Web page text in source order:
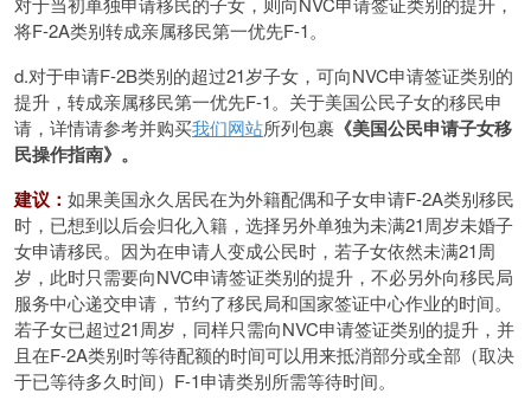
将F-2A类别转成亲属移民第一优先F-1。
d.对于申请F-2B类别的超过21岁子女，可向NVC申请签证类别的
提升，转成亲属移民第一优先F-1。关于美国公民子女的移民申
请，详情请参考并购买我们网站所列包裹 《美国公民申请子女移
民操作指南》。
建议 ： 如果美国永久居民在为外籍配偶和子女申请F-2A类别移民
时，已想到以后会归化入籍，选择另外单独为未满21周岁未婚子
女申请移民。因为在申请人变成公民时，若子女依然未满21周
岁，此时只需要向NVC申请签证类别的提升，不必另外向移民局
服务中心递交申请，节约了移民局和国家签证中心作业的时间。
若子女已超过21周岁，同样只需向NVC申请签证类别的提升，并
且在F-2A类别时等待配额的时间可以用来抵消部分或全部（取决
于已等待多久时间）F-1申请类别所需等待时间。